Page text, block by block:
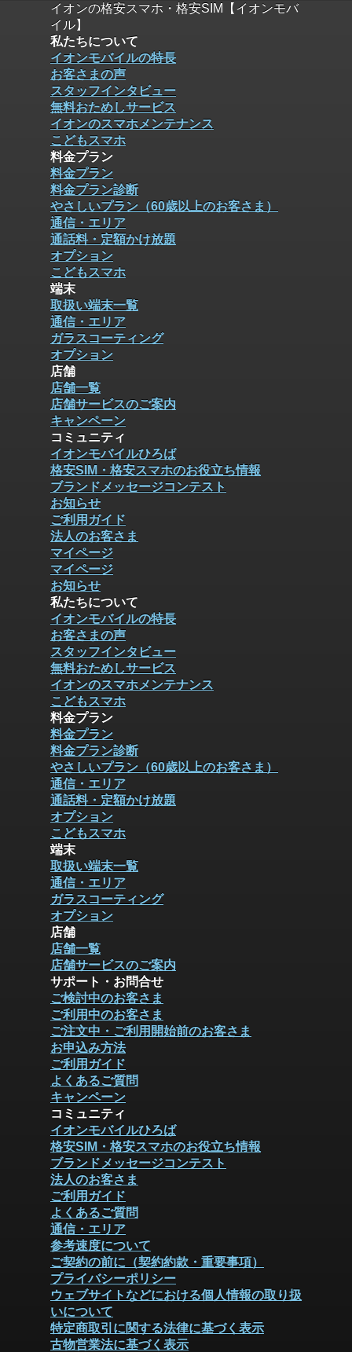
イオンの格安スマホ・格安SIM【イオンモバ
イル】
私たちについて
イオンモバイルの特長
お客さまの声
スタッフインタビュー
無料おためしサービス
イオンのスマホメンテナンス
こどもスマホ
料金プラン
料金プラン
料金プラン診断
やさしいプラン（60歳以上のお客さま）
通信・エリア
通話料・定額かけ放題
オプション
こどもスマホ
端末
取扱い端末一覧
通信・エリア
ガラスコーティング
オプション
店舗
店舗一覧
店舗サービスのご案内
キャンペーン
コミュニティ
イオンモバイルひろば
格安SIM・格安スマホのお役立ち情報
ブランドメッセージコンテスト
お知らせ
ご利用ガイド
法人のお客さま
マイページ
マイページ
お知らせ
私たちについて
イオンモバイルの特長
お客さまの声
スタッフインタビュー
無料おためしサービス
イオンのスマホメンテナンス
こどもスマホ
料金プラン
料金プラン
料金プラン診断
やさしいプラン（60歳以上のお客さま）
通信・エリア
通話料・定額かけ放題
オプション
こどもスマホ
端末
取扱い端末一覧
通信・エリア
ガラスコーティング
オプション
店舗
店舗一覧
店舗サービスのご案内
サポート・お問合せ
ご検討中のお客さま
ご利用中のお客さま
ご注文中・ご利用開始前のお客さま
お申込み方法
ご利用ガイド
よくあるご質問
キャンペーン
コミュニティ
イオンモバイルひろば
格安SIM・格安スマホのお役立ち情報
ブランドメッセージコンテスト
法人のお客さま
ご利用ガイド
よくあるご質問
通信・エリア
参考速度について
ご契約の前に（契約約款・重要事項）
プライバシーポリシー
ウェブサイトなどにおける個人情報の取り扱
いについて
特定商取引に関する法律に基づく表示
古物営業法に基づく表示